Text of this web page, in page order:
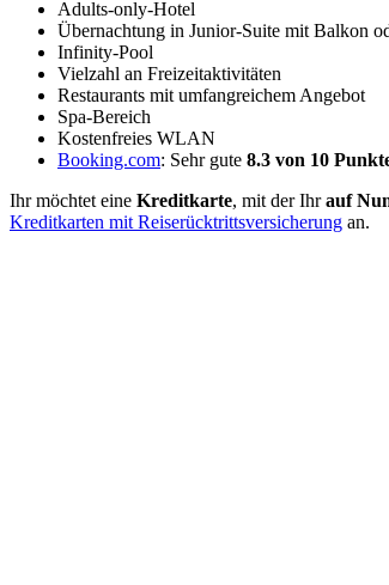
Adults-only-Hotel
Übernachtung in Junior-Suite mit Balkon
Infinity-Pool
Vielzahl an Freizeitaktivitäten
Restaurants mit umfangreichem Angebot
Spa-Bereich
Kostenfreies WLAN
Booking.com: Sehr gute 8.3 von 10
Ihr möchtet eine Kreditkarte, mit der Ihrauf
Kreditkarten mit Reiserücktrittsversicherung an.